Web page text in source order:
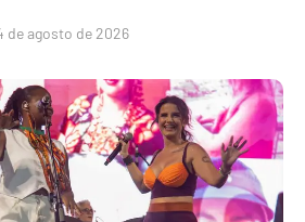
de agosto de 2026